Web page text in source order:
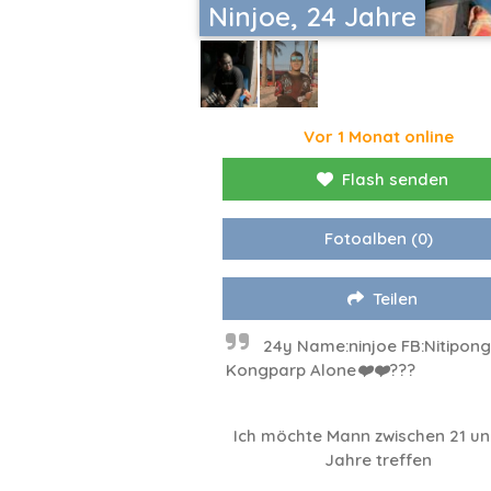
Ninjoe, 24 Jahre
Vor 1 Monat online
Flash senden
Fotoalben (0)
Teilen
24y Name:ninjoe FB:Nitipong
Kongparp Alone❤️❤️???
Ich möchte Mann zwischen 21
Jahre treffen